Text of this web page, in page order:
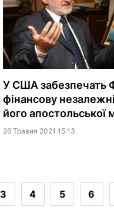
У США забезпечать
фінансову
його апостольської
26 Травня 2021 15:13
3 4 5 6